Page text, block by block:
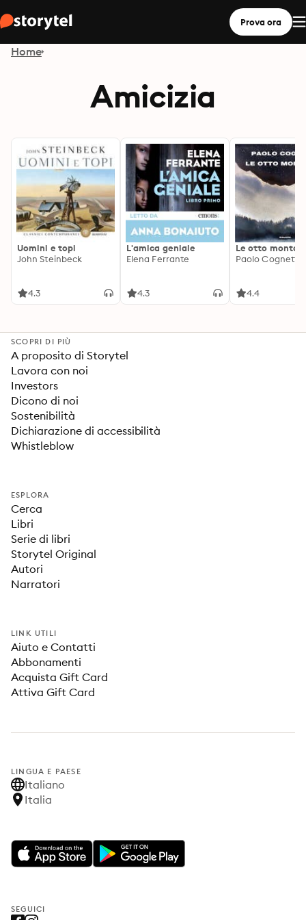
Prova ora
Home
Amicizia
Uomini e topi
John Steinbeck
4.3
L'amica geniale
Elena Ferrante
4.3
Le otto
Paolo Cognetti
4.4
SCOPRI DI PIÙ
A proposito di Storytel
Lavora con noi
Investors
Dicono di noi
Sostenibilità
Dichiarazione di accessibilità
Whistleblow
ESPLORA
Cerca
Libri
Serie di libri
Storytel Original
Autori
Narratori
LINK UTILI
Aiuto e Contatti
Abbonamenti
Acquista Gift Card
Attiva Gift Card
LINGUA E PAESE
Italiano
Italia
SEGUICI